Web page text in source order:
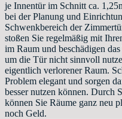
je Innentür im Schnitt ca.
bei der Planung und
Schwenkbereich der
stoßen Sie regelmäßig mit
im Raum und beschädigen
um die Tür nicht sinnvoll
eigentlich verlorener Raum.
Problem elegant und sorgen
besser nutzen können.
können Sie Räume ganz neu
noch Geld.